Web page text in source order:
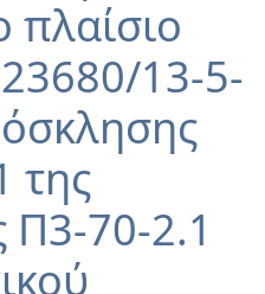
13-5-
της
70-2.1